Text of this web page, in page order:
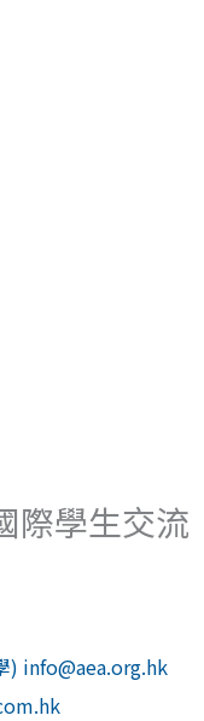
際學生交流
) info@aea.org.hk